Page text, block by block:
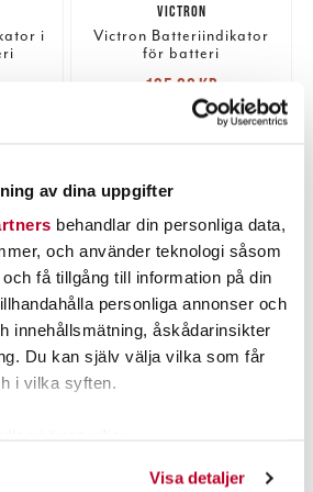
av dina uppgifter
behandlar din personliga data,
och använder teknologi såsom
få tillgång till information på din
personliga annonser och
innehållsmätning, åskådarinsikter
Du kan själv välja vilka som får
i vilka syften.
Visa detaljer
i
VICTRON
Victron Batteriindikator
för batteri
Nuvarande pris
Tidigare pris:
210,00 kr
195,00 kr
210,00 kr
LÄGG I VARUKORGEN